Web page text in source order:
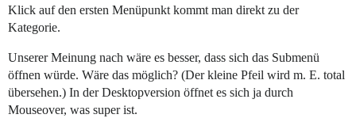
Klick auf den ersten Menüpunkt kommt man direkt zu der
Kategorie.
Unserer Meinung nach wäre es besser, dass sich das Submenü
öffnen würde. Wäre das möglich? (Der kleine Pfeil wird m. E. total
übersehen.) In der Desktopversion öffnet es sich ja durch
Mouseover, was super ist.